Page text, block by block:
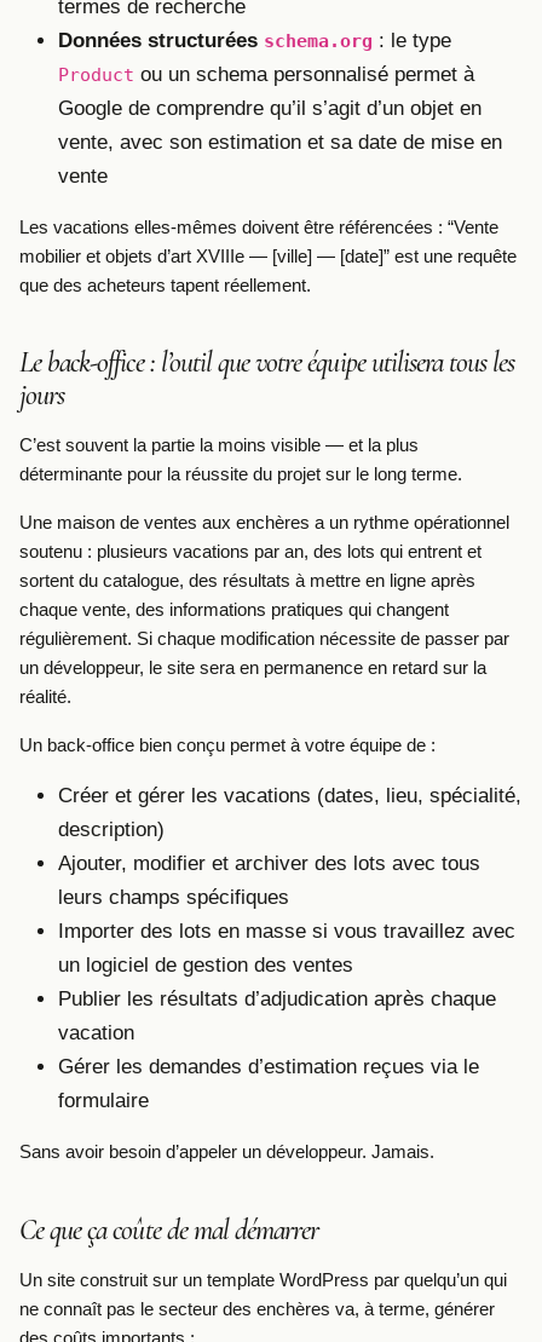
termes de recherche
Données structurées schema.org : le type
Product ou un schema personnalisé permet à
Google de comprendre qu’il s’agit d’un objet en
vente, avec son estimation et sa date de mise en
vente
Les vacations elles-mêmes doivent être référencées : “Vente
mobilier et objets d’art XVIIIe — [ville] — [date]” est une requête
que des acheteurs tapent réellement.
Le back-office : l’outil que votre équipe utilisera tous les
jours
C’est souvent la partie la moins visible — et la plus
déterminante pour la réussite du projet sur le long terme.
Une maison de ventes aux enchères a un rythme opérationnel
soutenu : plusieurs vacations par an, des lots qui entrent et
sortent du catalogue, des résultats à mettre en ligne après
chaque vente, des informations pratiques qui changent
régulièrement. Si chaque modification nécessite de passer par
un développeur, le site sera en permanence en retard sur la
réalité.
Un back-office bien conçu permet à votre équipe de :
Créer et gérer les vacations (dates, lieu, spécialité,
description)
Ajouter, modifier et archiver des lots avec tous
leurs champs spécifiques
Importer des lots en masse si vous travaillez avec
un logiciel de gestion des ventes
Publier les résultats d’adjudication après chaque
vacation
Gérer les demandes d’estimation reçues via le
formulaire
Sans avoir besoin d’appeler un développeur. Jamais.
Ce que ça coûte de mal démarrer
Un site construit sur un template WordPress par quelqu’un qui
ne connaît pas le secteur des enchères va, à terme, générer
des coûts importants :